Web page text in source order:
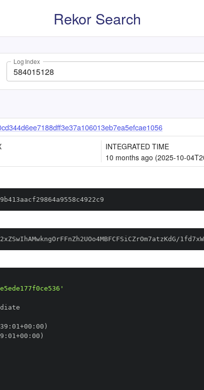
Rekor Search
Log Index
INTEGRATED TIME
10 months ago (2025-10-
1fd7xW
39 : 01+00 :
: 01+00 :